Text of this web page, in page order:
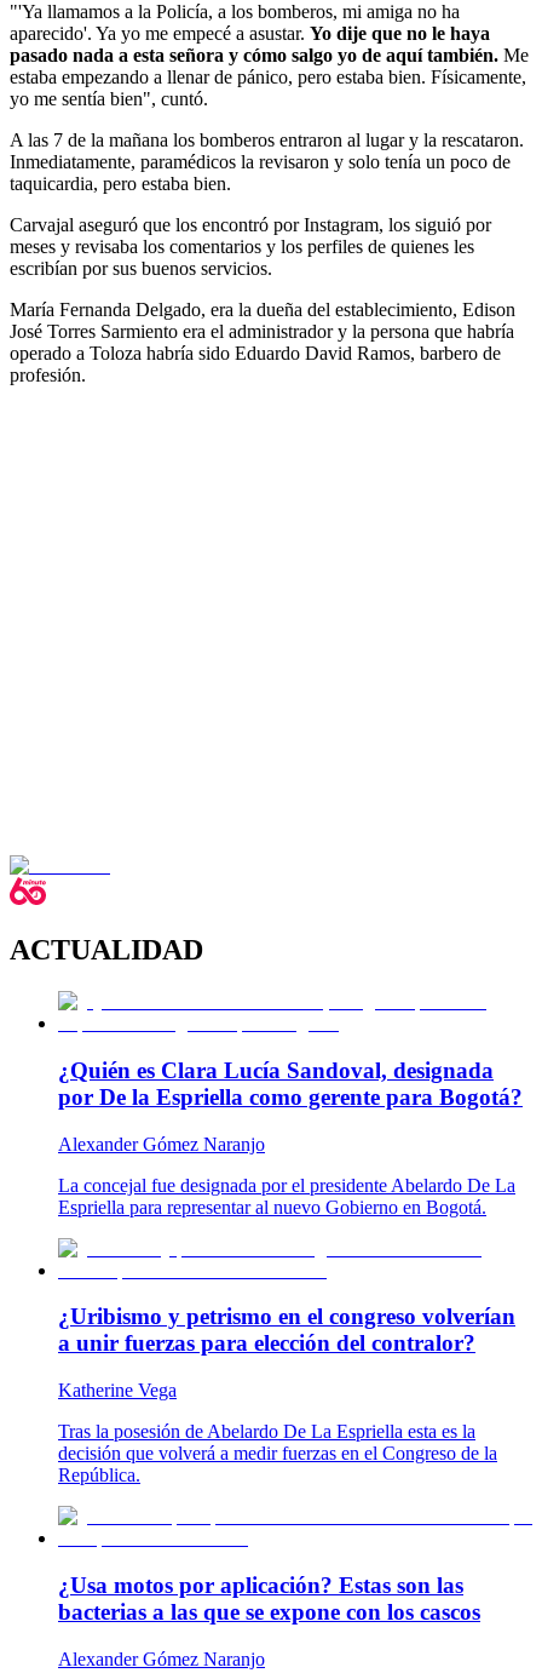
"'Ya llamamos a la Policía, a los bomberos, mi amiga no ha
aparecido'. Ya yo me empecé a asustar. Yo dije que no le haya
pasado nada a esta señora y cómo salgo yo de aquí también. Me
estaba empezando a llenar de pánico, pero estaba bien. Físicamente,
yo me sentía bien", cuntó.
A las 7 de la mañana los bomberos entraron al lugar y la rescataron.
Inmediatamente, paramédicos la revisaron y solo tenía un poco de
taquicardia, pero estaba bien.
Carvajal aseguró que los encontró por Instagram, los siguió por
meses y revisaba los comentarios y los perfiles de quienes les
escribían por sus buenos servicios.
María Fernanda Delgado, era la dueña del establecimiento, Edison
José Torres Sarmiento era el administrador y la persona que habría
operado a Toloza habría sido Eduardo David Ramos, barbero de
profesión.
ACTUALIDAD
¿Quién es Clara Lucía Sandoval, designada
por De la Espriella como gerente para Bogotá?
Alexander Gómez Naranjo
La concejal fue designada por el presidente Abelardo De La
Espriella para representar al nuevo Gobierno en Bogotá.
¿Uribismo y petrismo en el congreso volverían
a unir fuerzas para elección del contralor?
Katherine Vega
Tras la posesión de Abelardo De La Espriella esta es la
decisión que volverá a medir fuerzas en el Congreso de la
República.
¿Usa motos por aplicación? Estas son las
bacterias a las que se expone con los cascos
Alexander Gómez Naranjo